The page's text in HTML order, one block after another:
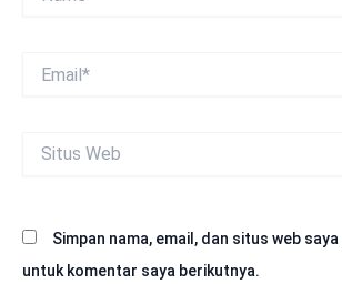
Web
Simpan nama, email, dan situs web
untuk komentar saya berikutnya.